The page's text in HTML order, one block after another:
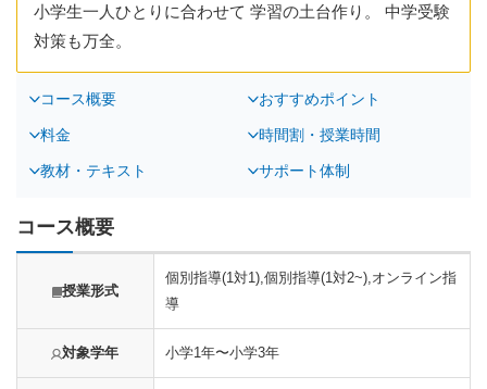
小学生一人ひとりに合わせて 学習の土台作り。 中学受験
対策も万全。
コース概要 おすすめポイント
料金 時間割・授業時間
教材・テキスト サポート体制
コース概要
授業形式
個別指導(1対1),個別指導(1対2~),オンライン指
導
対象学年 小学1年〜小学3年